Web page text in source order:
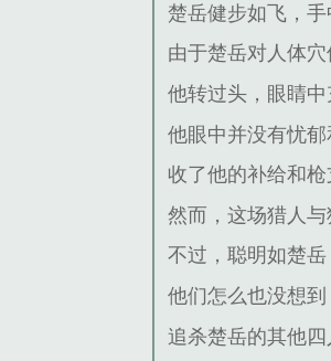
楚岳健步如飞，
由于楚岳对人体
他转过头，眼睛
他眼中并没有忧郁
收了他的补给和
然而，这场猎人与
不过，聪明如楚
他们怎么也没想
追杀楚岳的其他